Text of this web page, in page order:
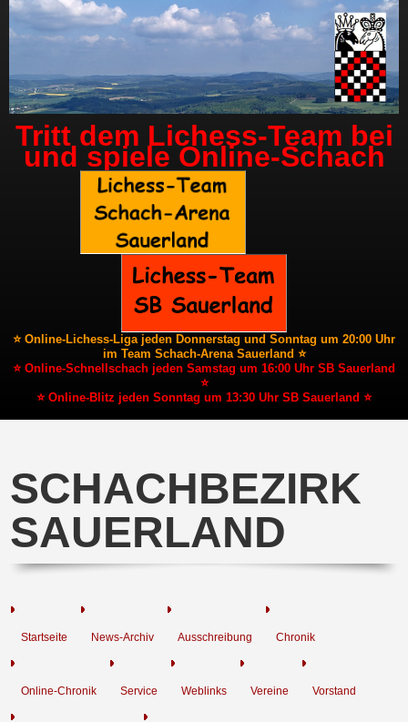
Tritt dem Lichess-Team bei
und spiele Online-Schach
⭐ Online-Lichess-Liga jeden Donnerstag und Sonntag um 20:00 Uhr
im Team Schach-Arena Sauerland ⭐
⭐ Online-Schnellschach jeden Samstag um 16:00 Uhr SB Sauerland
⭐
⭐ Online-Blitz jeden Sonntag um 13:30 Uhr SB Sauerland ⭐
SCHACHBEZIRK
SAUERLAND
Startseite News-Archiv Ausschreibung Chronik
Online-Chronik Service Weblinks Vereine Vorstand